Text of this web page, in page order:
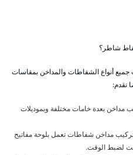
شاطر؟
أنواع الشفاطات والمداخن بمقاسات
نقدم:
مداخن بعدة خامات مختلفة وبموديلات
مداخن شفاطات تعمل بلوحة مفاتيح
لضبط الوقت.